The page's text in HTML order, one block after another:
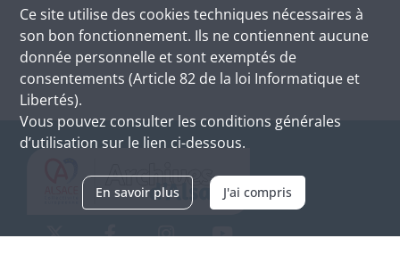
Ce site utilise des cookies techniques nécessaires à
son bon fonctionnement. Ils ne contiennent aucune
donnée personnelle et sont exemptés de
consentements (Article 82 de la loi Informatique et
Libertés).
Vous pouvez consulter les conditions générales
d’utilisation sur le lien ci-dessous.
En savoir plus J'ai compris